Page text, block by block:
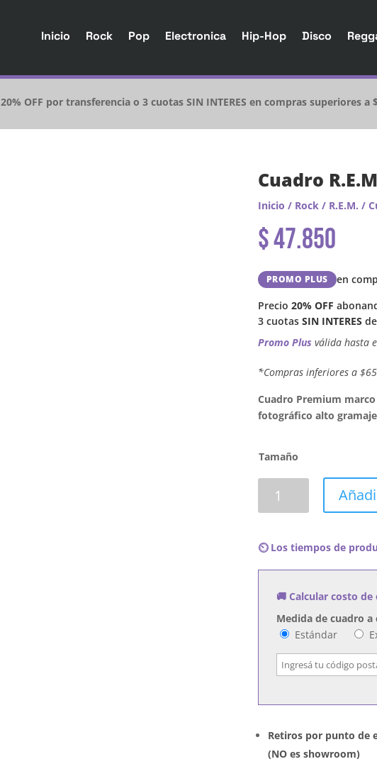
Inicio Rock Pop Electronica Hip-Hop Disco
20% OFF por transferencia o 3 cuotas SIN INTERES en compras superiores a
Cuadro
Inicio / Rock/ R.E.M. /
$47.850
PROMO PLUS en
Precio 20% OFF
3 cuotas SIN INTERES de
Promo Plus válida hasta
´*Compras inferiores a
Cuadro Premium
fotográfico alto gramaje
Tamaño
R.E.M.
cantidad
⏲️ Los tiempos de
🚚 Calcular costo de
Medida de cuadro a
Estándar
Retiros por punto de
(NO es showroom)